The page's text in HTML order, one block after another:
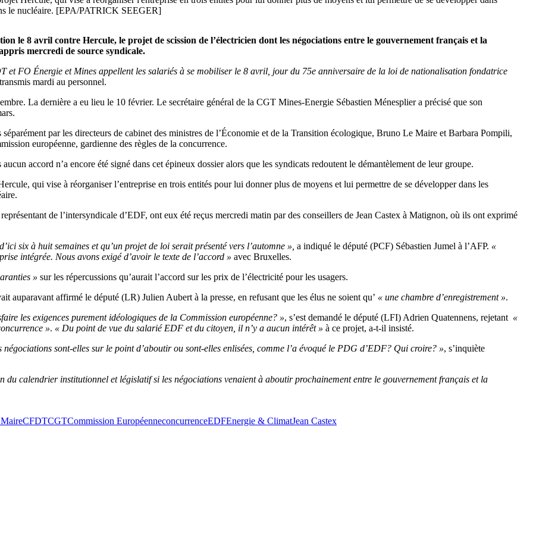
le nucléaire. [EPA/PATRICK SEEGER]
le 8 avril contre Hercule, le projet de scission de l’électricien dont les négociations entre le gouvernement français et la
mercredi de source syndicale.
FO Énergie et Mines appellent les salariés à se mobiliser le 8 avril, jour du 75e anniversaire de la loi de nationalisation fondatrice
mardi au personnel.
La dernière a eu lieu le 10 février. Le secrétaire général de la CGT Mines-Energie Sébastien Ménesplier a précisé que son
par les directeurs de cabinet des ministres de l’Économie et de la Transition écologique, Bruno Le Maire et Barbara Pompili,
européenne, gardienne des règles de la concurrence.
accord n’a encore été signé dans cet épineux dossier alors que les syndicats redoutent le démantèlement de leur groupe.
qui vise à réorganiser l’entreprise en trois entités pour lui donner plus de moyens et lui permettre de se développer dans les
de l’intersyndicale d’EDF, ont eux été reçus mercredi matin par des conseillers de Jean Castex à Matignon, où ils ont exprimé
six à huit semaines et qu’un projet de loi serait présenté vers l’automne », a indiqué le député (PCF) Sébastien Jumel à l’AFP. «
intégrée. Nous avons exigé d’avoir le texte de l’accord » avec Bruxelles.
» sur les répercussions qu’aurait l’accord sur les prix de l’électricité pour les usagers.
auparavant affirmé le député (LR) Julien Aubert à la presse, en refusant que les élus ne soient qu’ « une chambre d’enregistrement ».
les exigences purement idéologiques de la Commission européenne? », s’est demandé le député (LFI) Adrien Quatennens, rejetant «
». « Du point de vue du salarié EDF et du citoyen, il n’y a aucun intérêt » à ce projet, a-t-il insisté.
négociations sont-elles sur le point d’aboutir ou sont-elles enlisées, comme l’a évoqué le PDG d’EDF? Qui croire? », s’inquiète
du calendrier institutionnel et législatif si les négociations venaient à aboutir prochainement entre le gouvernement français et la
CFDTCGTCommission EuropéenneconcurrenceEDFEnergie & ClimatJean Castex